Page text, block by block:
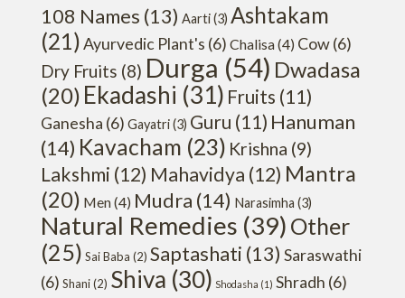
108 Names (13) Aarti(3) Ashtakam
(21)Ayurvedic Plant's (6) Chalisa(4) Cow(6)
Dry Fruits (8) Durga (54) Dwadasa
(20) Ekadashi (31) Fruits (11)
Ganesha (6) Gayatri(3) Guru (11) Hanuman
(14) Kavacham (23) Krishna (9)
Lakshmi (12) Mahavidya (12) Mantra
(20) Men(4) Mudra (14) Narasimha (3)
Natural Remedies (39) Other
(25) Sai Baba (2) Saptashati (13) Saraswathi
(6) Shani(2) Shiva (30) Shodasha (1) Shradh (6)